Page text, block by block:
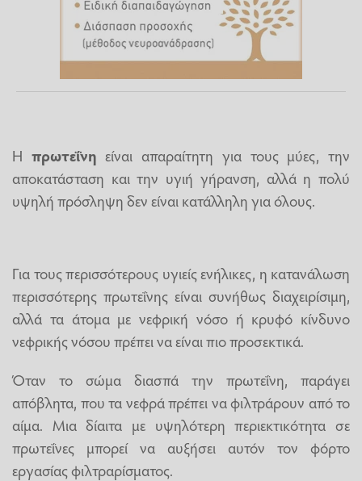
Η πρωτεΐνη είναι απαραίτητη για τους μύες, την
αποκατάσταση και την υγιή γήρανση, αλλά η πολύ
υψηλή πρόσληψη δεν είναι κατάλληλη για όλους.
Για τους περισσότερους υγιείς ενήλικες, η κατανάλωση
περισσότερης πρωτεΐνης είναι συνήθως διαχειρίσιμη,
αλλά τα άτομα με νεφρική νόσο ή κρυφό κίνδυνο
νεφρικής νόσου πρέπει να είναι πιο προσεκτικά.
Όταν το σώμα διασπά την πρωτεΐνη, παράγει
απόβλητα, που τα νεφρά πρέπει να φιλτράρουν από το
αίμα. Μια δίαιτα με υψηλότερη περιεκτικότητα σε
πρωτεΐνες μπορεί να αυξήσει αυτόν τον φόρτο
εργασίας φιλτραρίσματος.